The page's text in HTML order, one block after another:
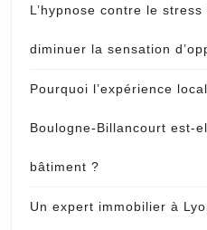
L’hypnose contre le
diminuer la sensation
Pourquoi l’expérience
Boulogne-Billancourt est-
bâtiment ?
Un expert immobilier à